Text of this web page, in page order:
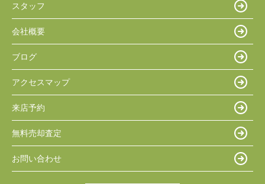
スタッフ
会社概要
ブログ
アクセスマップ
来店予約
無料売却査定
お問い合わせ